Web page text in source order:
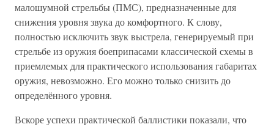
малошумной стрельбы (ПМС), предназначенные для
снижения уровня звука до комфортного. К слову,
полностью исключить звук выстрела, генерируемый при
стрельбе из оружия боеприпасами классической схемы в
приемлемых для практического использования габаритах
оружия, невозможно. Его можно только снизить до
определённого уровня.
Вскоре успехи практической баллистики показали, что